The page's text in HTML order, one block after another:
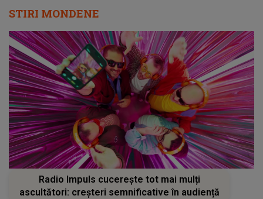
STIRI MONDENE
Radio Impuls cucerește tot mai mulți
ascultători: creșteri semnificative în audiență